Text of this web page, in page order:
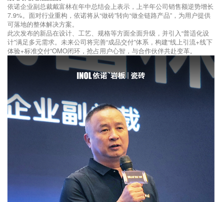
依诺企业副总裁戴富林在年中总结会上表示，上半年公司销售额逆势增长
7.9%。面对行业重构，依诺将从“做砖”转向“做全链路产品”，为用户提供
可落地的整体解决方案。
此次发布的新品在设计、工艺、规格等方面全面升级，并引入“普适化设
计”满足多元需求。未来公司将完善“成品交付”体系，构建“线上引流+线下
体验+标准交付”OMO闭环，抢占用户心智，与合作伙伴共赴变革。